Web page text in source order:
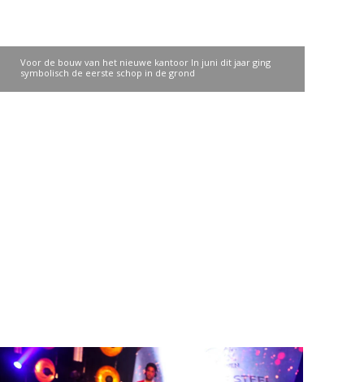
Voor de bouw van het nieuwe kantoor In juni dit jaar ging
symbolisch de eerste schop in de grond